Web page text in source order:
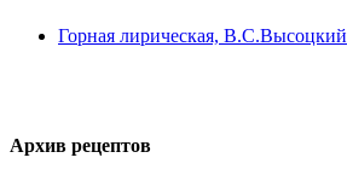
Горная лирическая, В.С.Высоцкий
Архив рецептов